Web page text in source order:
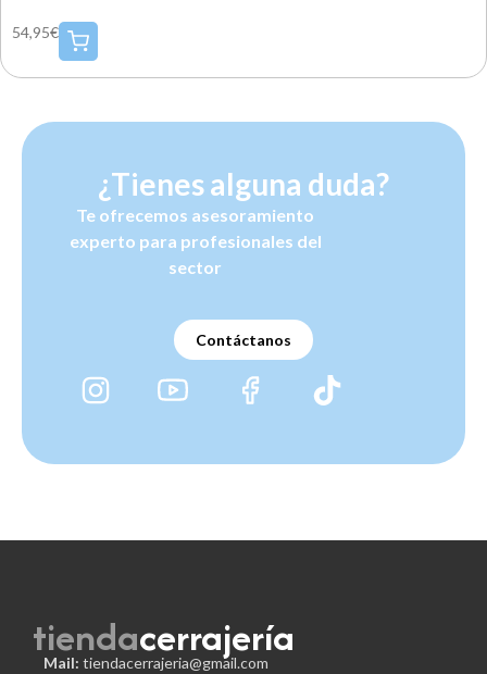
54,95€
¿Tienes alguna duda?
Te ofrecemos asesoramiento
experto para profesionales del
sector
Contáctanos
tiendacerrajería
Mail: tiendacerrajeria@gmail.com